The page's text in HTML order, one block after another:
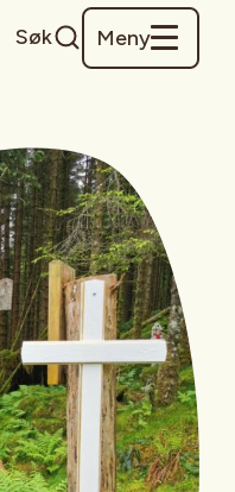
Søk Meny